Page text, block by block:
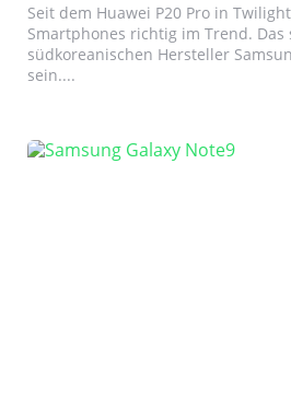
Seit dem Huawei P20 Pro in
Smartphones richtig im Trend. Das
südkoreanischen Hersteller
sein....